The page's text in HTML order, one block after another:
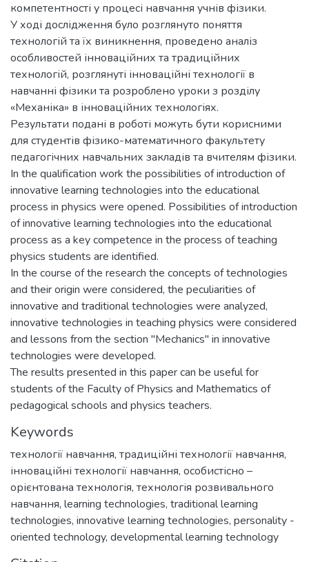
компетентності у процесі навчання учнів фізики.
У ході дослідження було розглянуто поняття
технологій та їх виникнення, проведено аналіз
особливостей інноваційних та традиційних
технологій, розглянуті інноваційні технології в
навчанні фізики та розроблено уроки з розділу
«Механіка» в інноваційних технологіях.
Результати подані в роботі можуть бути корисними
для студентів фізико-математичного факультету
педагогічних навчальних закладів та вчителям фізики.
In the qualification work the possibilities of introduction of
innovative learning technologies into the educational
process in physics were opened. Possibilities of introduction
of innovative learning technologies into the educational
process as a key competence in the process of teaching
physics students are identified.
In the course of the research the concepts of technologies
and their origin were considered, the peculiarities of
innovative and traditional technologies were analyzed,
innovative technologies in teaching physics were considered
and lessons from the section "Mechanics" in innovative
technologies were developed.
The results presented in this paper can be useful for
students of the Faculty of Physics and Mathematics of
pedagogical schools and physics teachers.
Keywords
технології навчання, традиційні технології навчання,
інноваційні технології навчання, особистісно –
орієнтована технологія, технологія розвивального
навчання, learning technologies, traditional learning
technologies, innovative learning technologies, personality -
oriented technology, developmental learning technology